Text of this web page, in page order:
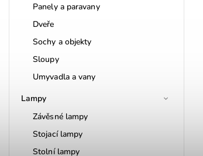
Panely a paravany
Dveře
Sochy a objekty
Sloupy
Umyvadla a vany
Lampy
Závěsné lampy
Stojací lampy
Stolní lampy